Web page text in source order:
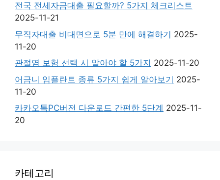
전국 전세자금대출 필요할까? 5가지 체크리스트
2025-11-21
무직자대출 비대면으로 5분 만에 해결하기 2025-
11-20
관절염 보험 선택 시 알아야 할 5가지 2025-11-20
어금니 임플란트 종류 5가지 쉽게 알아보기 2025-
11-20
카카오톡PC버전 다운로드 간편한 5단계 2025-11-
20
카테고리